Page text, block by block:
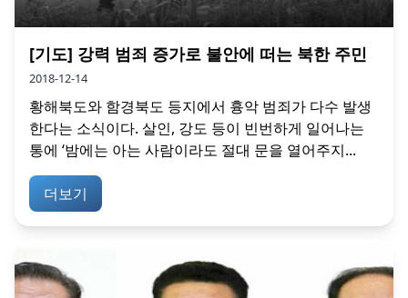
[기도] 강력 범죄 증가로 불안에 떠는 북한 주민
2018-12-14
황해북도와 함경북도 등지에서 흉악 범죄가 다수 발생
한다는 소식이다. 살인, 강도 등이 빈번하게 일어나는
통에 ‘밤에는 아는 사람이라도 절대 문을 열어주지...
더보기